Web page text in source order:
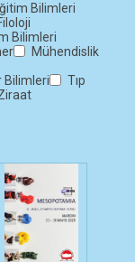
Bilimleri
Bilimleri
Mühendislik
Bilimleri
Tıp